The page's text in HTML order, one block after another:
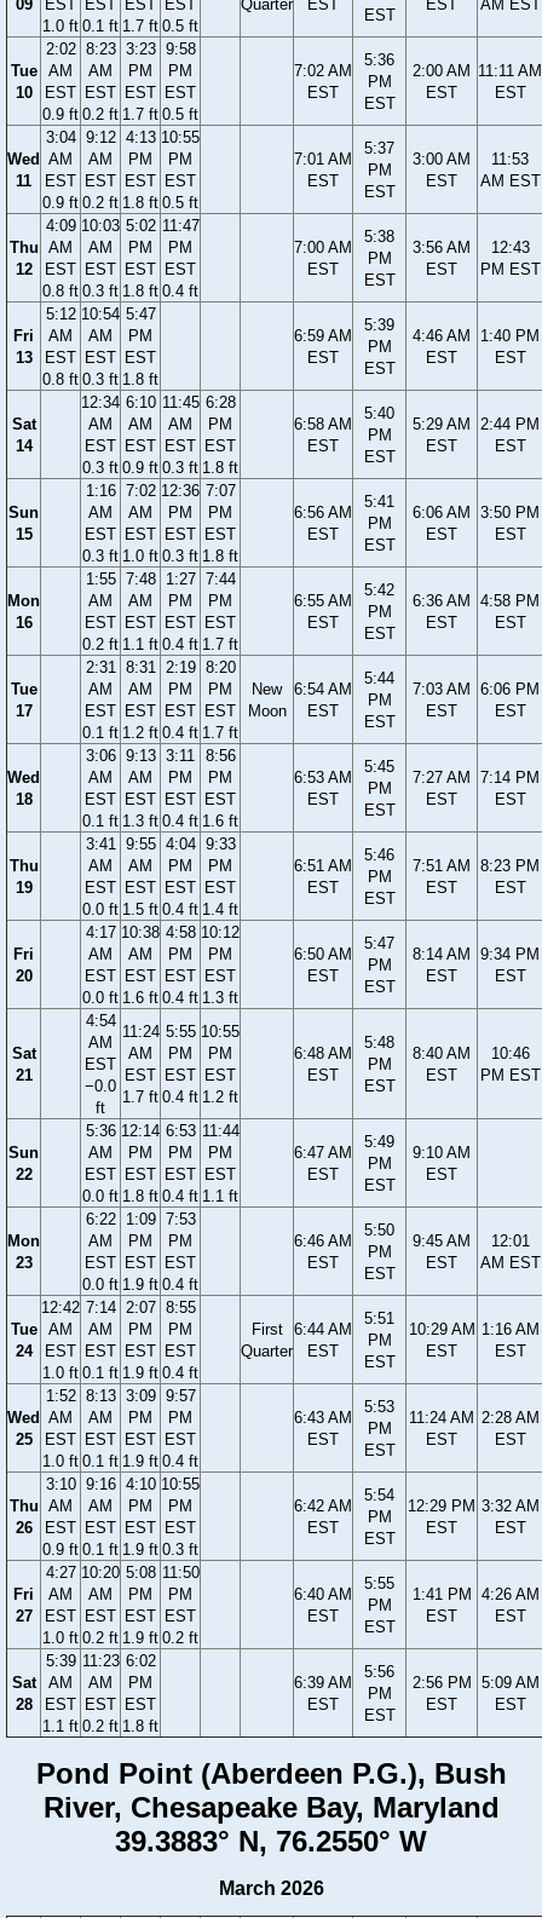
09
EST
1.0 ft
EST
0.1 ft
EST
1.7 ft
EST
0.5 ft
Quarter EST
EST
EST AM EST
Tue
10
2:02
AM
EST
0.9 ft
8:23
AM
EST
0.2 ft
3:23
PM
EST
1.7 ft
9:58
PM
EST
0.5 ft
7:02 AM
EST
5:36
PM
EST
2:00 AM
EST
11:11 AM
EST
Wed
11
3:04
AM
EST
0.9 ft
9:12
AM
EST
0.2 ft
4:13
PM
EST
1.8 ft
10:55
PM
EST
0.5 ft
7:01 AM
EST
5:37
PM
EST
3:00 AM
EST
11:53
AM EST
Thu
12
4:09
AM
EST
0.8 ft
10:03
AM
EST
0.3 ft
5:02
PM
EST
1.8 ft
11:47
PM
EST
0.4 ft
7:00 AM
EST
5:38
PM
EST
3:56 AM
EST
12:43
PM EST
Fri
13
5:12
AM
EST
0.8 ft
10:54
AM
EST
0.3 ft
5:47
PM
EST
1.8 ft
6:59 AM
EST
5:39
PM
EST
4:46 AM
EST
1:40 PM
EST
Sat
14
12:34
AM
EST
0.3 ft
6:10
AM
EST
0.9 ft
11:45
AM
EST
0.3 ft
6:28
PM
EST
1.8 ft
6:58 AM
EST
5:40
PM
EST
5:29 AM
EST
2:44 PM
EST
Sun
15
1:16
AM
EST
0.3 ft
7:02
AM
EST
1.0 ft
12:36
PM
EST
0.3 ft
7:07
PM
EST
1.8 ft
6:56 AM
EST
5:41
PM
EST
6:06 AM
EST
3:50 PM
EST
Mon
16
1:55
AM
EST
0.2 ft
7:48
AM
EST
1.1 ft
1:27
PM
EST
0.4 ft
7:44
PM
EST
1.7 ft
6:55 AM
EST
5:42
PM
EST
6:36 AM
EST
4:58 PM
EST
Tue
17
2:31
AM
EST
0.1 ft
8:31
AM
EST
1.2 ft
2:19
PM
EST
0.4 ft
8:20
PM
EST
1.7 ft
New
Moon
6:54 AM
EST
5:44
PM
EST
7:03 AM
EST
6:06 PM
EST
Wed
18
3:06
AM
EST
0.1 ft
9:13
AM
EST
1.3 ft
3:11
PM
EST
0.4 ft
8:56
PM
EST
1.6 ft
6:53 AM
EST
5:45
PM
EST
7:27 AM
EST
7:14 PM
EST
Thu
19
3:41
AM
EST
0.0 ft
9:55
AM
EST
1.5 ft
4:04
PM
EST
0.4 ft
9:33
PM
EST
1.4 ft
6:51 AM
EST
5:46
PM
EST
7:51 AM
EST
8:23 PM
EST
Fri
20
4:17
AM
EST
0.0 ft
10:38
AM
EST
1.6 ft
4:58
PM
EST
0.4 ft
10:12
PM
EST
1.3 ft
6:50 AM
EST
5:47
PM
EST
8:14 AM
EST
9:34 PM
EST
Sat
21
4:54
AM
EST
−0.0
ft
11:24
AM
EST
1.7 ft
5:55
PM
EST
0.4 ft
10:55
PM
EST
1.2 ft
6:48 AM
EST
5:48
PM
EST
8:40 AM
EST
10:46
PM EST
Sun
22
5:36
AM
EST
0.0 ft
12:14
PM
EST
1.8 ft
6:53
PM
EST
0.4 ft
11:44
PM
EST
1.1 ft
6:47 AM
EST
5:49
PM
EST
9:10 AM
EST
Mon
23
6:22
AM
EST
0.0 ft
1:09
PM
EST
1.9 ft
7:53
PM
EST
0.4 ft
6:46 AM
EST
5:50
PM
EST
9:45 AM
EST
12:01
AM EST
Tue
24
12:42
AM
EST
1.0 ft
7:14
AM
EST
0.1 ft
2:07
PM
EST
1.9 ft
8:55
PM
EST
0.4 ft
First
Quarter
6:44 AM
EST
5:51
PM
EST
10:29 AM
EST
1:16 AM
EST
Wed
25
1:52
AM
EST
1.0 ft
8:13
AM
EST
0.1 ft
3:09
PM
EST
1.9 ft
9:57
PM
EST
0.4 ft
6:43 AM
EST
5:53
PM
EST
11:24 AM
EST
2:28 AM
EST
Thu
26
3:10
AM
EST
0.9 ft
9:16
AM
EST
0.1 ft
4:10
PM
EST
1.9 ft
10:55
PM
EST
0.3 ft
6:42 AM
EST
5:54
PM
EST
12:29 PM
EST
3:32 AM
EST
Fri
27
4:27
AM
EST
1.0 ft
10:20
AM
EST
0.2 ft
5:08
PM
EST
1.9 ft
11:50
PM
EST
0.2 ft
6:40 AM
EST
5:55
PM
EST
1:41 PM
EST
4:26 AM
EST
Sat
28
5:39
AM
EST
1.1 ft
11:23
AM
EST
0.2 ft
6:02
PM
EST
1.8 ft
6:39 AM
EST
5:56
PM
EST
2:56 PM
EST
5:09 AM
EST
Pond Point (Aberdeen P.G.), Bush
River, Chesapeake Bay, Maryland
39.3883° N, 76.2550° W
March 2026